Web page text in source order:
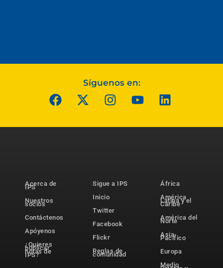
Síguenos en:
Acerca de
IPS
Nuestros
socios
Contáctenos
Apóyenos
¿Quieres
publicar
notas de
IPS?
Sigue a IPS
Inicio
Twitter
Facebook
Flickr
Reglas de
comunidad
África
América
Latina y el
Caribe
América del
Norte
Asia-
Pacífico
Europa
Medio